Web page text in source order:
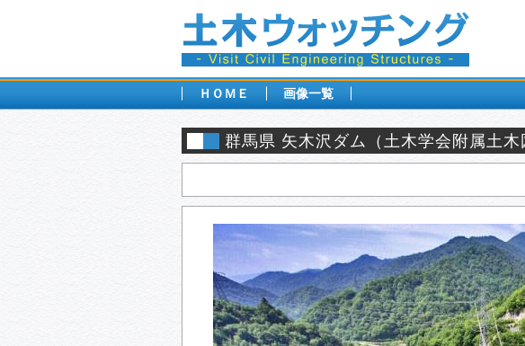
ＨＯＭＥ 画像一覧
群馬県 矢木沢ダム（土木学会附属土木